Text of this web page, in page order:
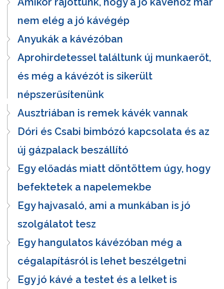
nem elég a jó kávégép
Anyukák a kávézóban
Aprohirdetessel találtunk új munkaerőt,
és még a kávézót is sikerült
népszerűsítenünk
Ausztriában is remek kávék vannak
Dóri és Csabi bimbózó kapcsolata és az
új gázpalack beszállító
Egy előadás miatt döntöttem úgy, hogy
befektetek a napelemekbe
Egy hajvasaló, ami a munkában is jó
szolgálatot tesz
Egy hangulatos kávézóban még a
cégalapításról is lehet beszélgetni
Egy jó kávé a testet és a lelket is